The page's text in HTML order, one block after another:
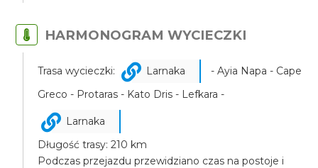
HARMONOGRAM WYCIECZKI
Trasa wycieczki: Larnaka
- Ayia Napa - Cape
Greco - Protaras - Kato Dris - Lefkara -
Larnaka
Długość trasy: 210 km
Podczas przejazdu przewidziano czas na postoje i